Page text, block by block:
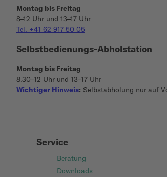
Service
Beratung
Downloads
Montag bis Freitag
8–12 Uhr und 13–17 Uhr
Tel. +41 62 917 50 05
Selbstbedienungs-Abholstation
Montag bis Freitag
8.30–12 Uhr und 13–17 Uhr
Wichtiger Hinweis: Selbstabholung nur auf